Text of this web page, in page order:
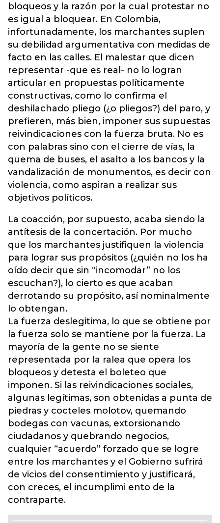
bloqueos y la razón por la cual protestar no
es igual a bloquear. En Colombia,
infortunadamente, los marchantes suplen
su debilidad argumentativa con medidas de
facto en las calles. El malestar que dicen
representar -que es real- no lo logran
articular en propuestas políticamente
constructivas, como lo confirma el
deshilachado pliego (¿o pliegos?) del paro, y
prefieren, más bien, imponer sus supuestas
reivindicaciones con la fuerza bruta. No es
con palabras sino con el cierre de vías, la
quema de buses, el asalto a los bancos y la
vandalización de monumentos, es decir con
violencia, como aspiran a realizar sus
objetivos políticos.
La coacción, por supuesto, acaba siendo la
antítesis de la concertación. Por mucho
que los marchantes justifiquen la violencia
para lograr sus propósitos (¿quién no los ha
oído decir que sin “incomodar” no los
escuchan?), lo cierto es que acaban
derrotando su propósito, así nominalmente
lo obtengan.
La fuerza deslegitima, lo que se obtiene por
la fuerza solo se mantiene por la fuerza. La
mayoría de la gente no se siente
representada por la ralea que opera los
bloqueos y detesta el boleteo que
imponen. Si las reivindicaciones sociales,
algunas legítimas, son obtenidas a punta de
piedras y cocteles molotov, quemando
bodegas con vacunas, extorsionando
ciudadanos y quebrando negocios,
cualquier “acuerdo” forzado que se logre
entre los marchantes y el Gobierno sufrirá
de vicios del consentimiento y justificará,
con creces, el incumplimi ento de la
contraparte.